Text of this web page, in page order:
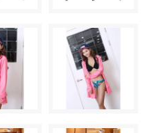
× 売り切れ中
E柄〈color__S-15__〉
SOLD OUT
× 売り切れ中
F柄〈color__S-16__〉